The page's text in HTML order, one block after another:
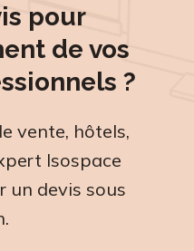
pour
de vos
?
vente, hôtels,
Isospace
un devis sous